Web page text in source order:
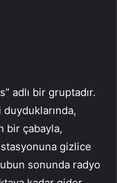
adlı bir gruptadır.
duyduklarında,
bir çabayla,
gizlice
sonunda radyo